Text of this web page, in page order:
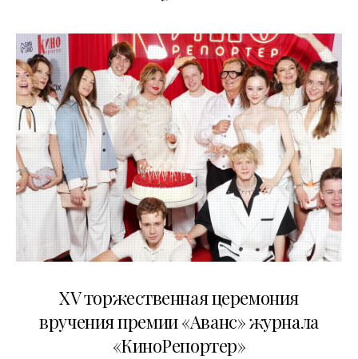
XV торжественная церемония
вручения премии «Аванс» журнала
«КиноРепортер»